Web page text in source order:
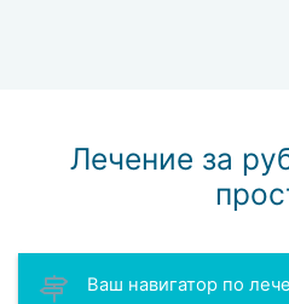
Лечение за
Ваш навигатор по